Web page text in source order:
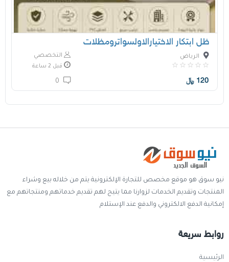
ظل ابتكار الاختيارالاولسواترومظلات
التخصصي الرياض
قبل 2 ساعة
120 ﷼
نيو سوق هو موقع مخصص للتجارة الإلكترونية يتم من خلاله بيع وشراء
المنتجات وتقديم الخدمات لزوارنا مما يتيح لهم تقديم خدماتهم ومنتجاتهم مع
إمكانية الدفع الالكتروني والدفع عند الإستلام
روابط سريعة
الرئيسية